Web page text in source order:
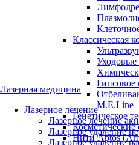
Лазерная медицина
Лазерное лечение
Лазерное лечение
Лазерное удаление
Лазерное удаление
Классическая
M.E.Line
Генетическое
Косметические
Нити Aptos